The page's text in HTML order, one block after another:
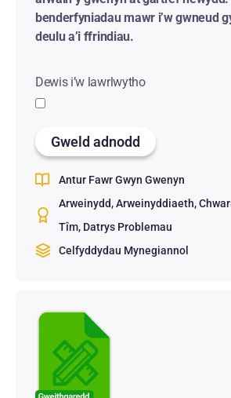
benderfyniadau mawr i’w gwneud
deulu a’i ffrindiau.
Dewis i’w lawrlwytho
Gweld adnodd
Antur Fawr Gwyn Gwenyn
Arweinydd Arweinyddiaeth
Tîm Datrys Problemau
Celfyddydau Mynegiannol